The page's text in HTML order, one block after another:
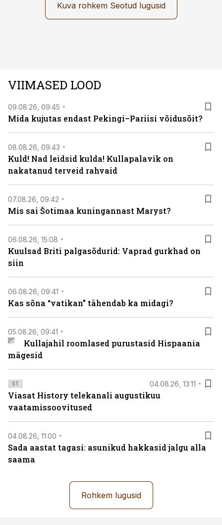
Kuva rohkem Seotud lugusid
VIIMASED LOOD
09.08.26, 09:45
Mida kujutas endast Pekingi–Pariisi võidusõit?
08.08.26, 09:43
Kuld! Nad leidsid kulda! Kullapalavik on
nakatanud terveid rahvaid
07.08.26, 09:42
Mis sai Šotimaa kuningannast Maryst?
06.08.26, 15:08
Kuulsad Briti palgasõdurid: Vaprad gurkhad on
siin
06.08.26, 09:41
Kas sõna “vatikan” tähendab ka midagi?
05.08.26, 09:41
Kullajahil roomlased purustasid Hispaania
mägesid
ST 04.08.26, 13:11
Viasat History telekanali augustikuu
vaatamissoovitused
04.08.26, 11:00
Sada aastat tagasi: asunikud hakkasid jalgu alla
saama
Rohkem lugusid